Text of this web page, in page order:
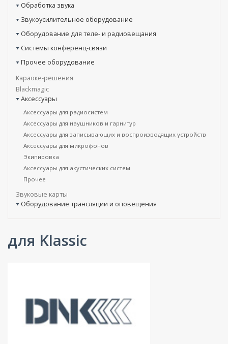
Обработка звука
Звукоусилительное оборудование
Оборудование для теле- и радиовещания
Системы конференц-связи
Прочее оборудование
Караоке-решения
Blackmagic
Аксессуары
Аксессуары для радиосистем
Аксессуары для наушников и гарнитур
Аксессуары для записывающих и воспроизводящих устройств
Аксессуары для микрофонов
Экипировка
Аксессуары для акустических систем
Прочее
Звуковые карты
Оборудование трансляции и оповещения
для Klassic